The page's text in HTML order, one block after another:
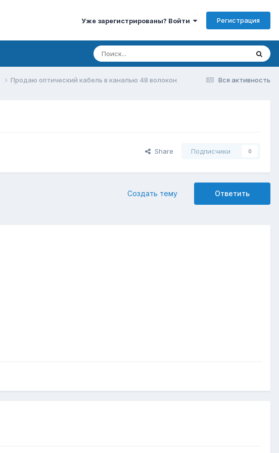
Уже зарегистрированы? Войти Регистрация
Вся активность
Продаю оптический кабель в каналью 48 волокон
Share Подписчики 0
Ответить
Создать тему